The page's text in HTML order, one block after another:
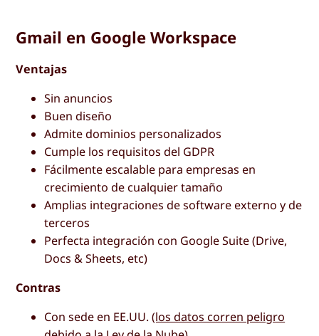
Gmail en Google Workspace
Ventajas
Sin anuncios
Buen diseño
Admite dominios personalizados
Cumple los requisitos del GDPR
Fácilmente escalable para empresas en
crecimiento de cualquier tamaño
Amplias integraciones de software externo y de
terceros
Perfecta integración con Google Suite (Drive,
Docs & Sheets, etc)
Contras
Con sede en EE.UU.(los datos corren peligro